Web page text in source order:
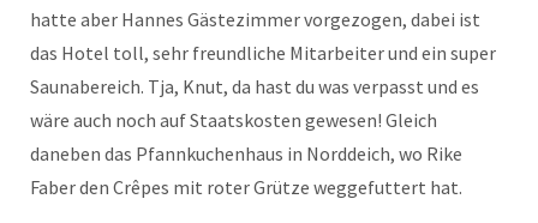
hatte aber Hannes Gästezimmer vorgezogen, dabei ist
das Hotel toll, sehr freundliche Mitarbeiter und ein super
Saunabereich. Tja, Knut, da hast du was verpasst und es
wäre auch noch auf Staatskosten gewesen! Gleich
daneben das Pfannkuchenhaus in Norddeich, wo Rike
Faber den Crêpes mit roter Grütze weggefuttert hat.